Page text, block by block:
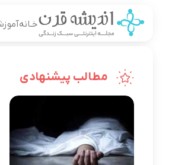
خـانه
مطالب پیشنهادی